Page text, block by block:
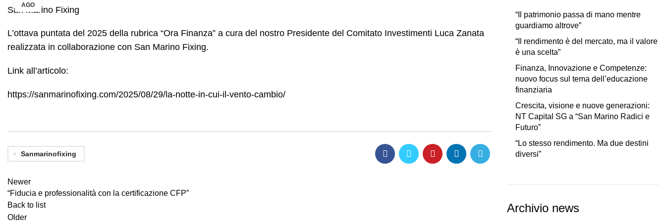
AGO
San Marino Fixing
L’ottava puntata del 2025 della rubrica “Ora Finanza” a cura del nostro Presidente del Comitato Investimenti Luca Zanata
realizzata in collaborazione con San Marino Fixing.
Link all’articolo:
https://sanmarinofixing.com/2025/08/29/la-notte-in-cui-il-vento-cambio/
Sanmarinofixing
Newer
“Fiducia e professionalità con la certificazione CFP”
Back to list
Older
“Il patrimonio passa di mano mentre
guardiamo altrove”
“Il rendimento è del mercato, ma il valore
è una scelta”
Finanza, Innovazione e Competenze:
nuovo focus sul tema dell’educazione
finanziaria
Crescita, visione e nuove generazioni:
NT Capital SG a “San Marino Radici e
Futuro”
“Lo stesso rendimento. Ma due destini
diversi”
Archivio news